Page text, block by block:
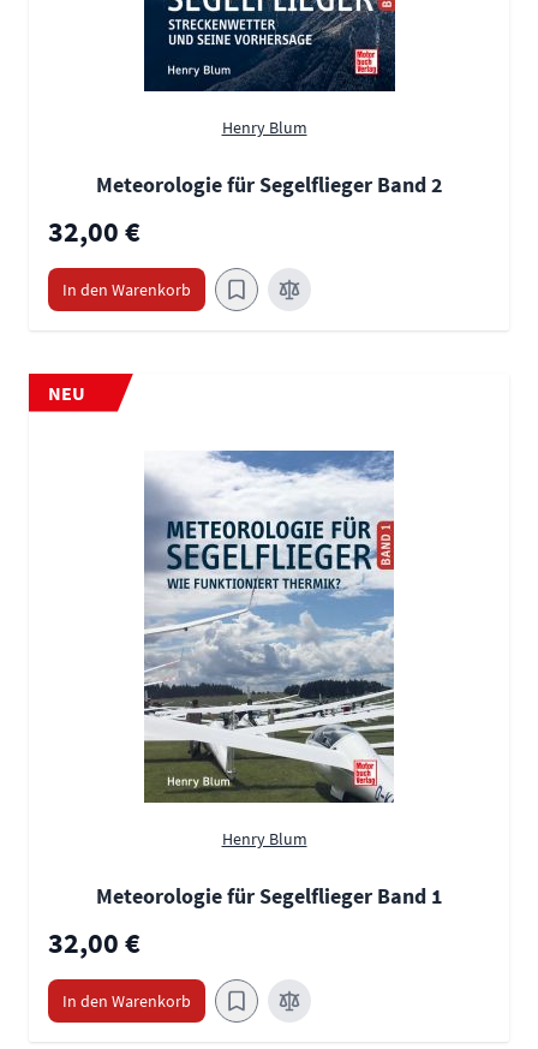
Henry Blum
Meteorologie für Segelflieger Band 2
32,00 €
In den Warenkorb
NEU
Henry Blum
Meteorologie für Segelflieger Band 1
32,00 €
In den Warenkorb